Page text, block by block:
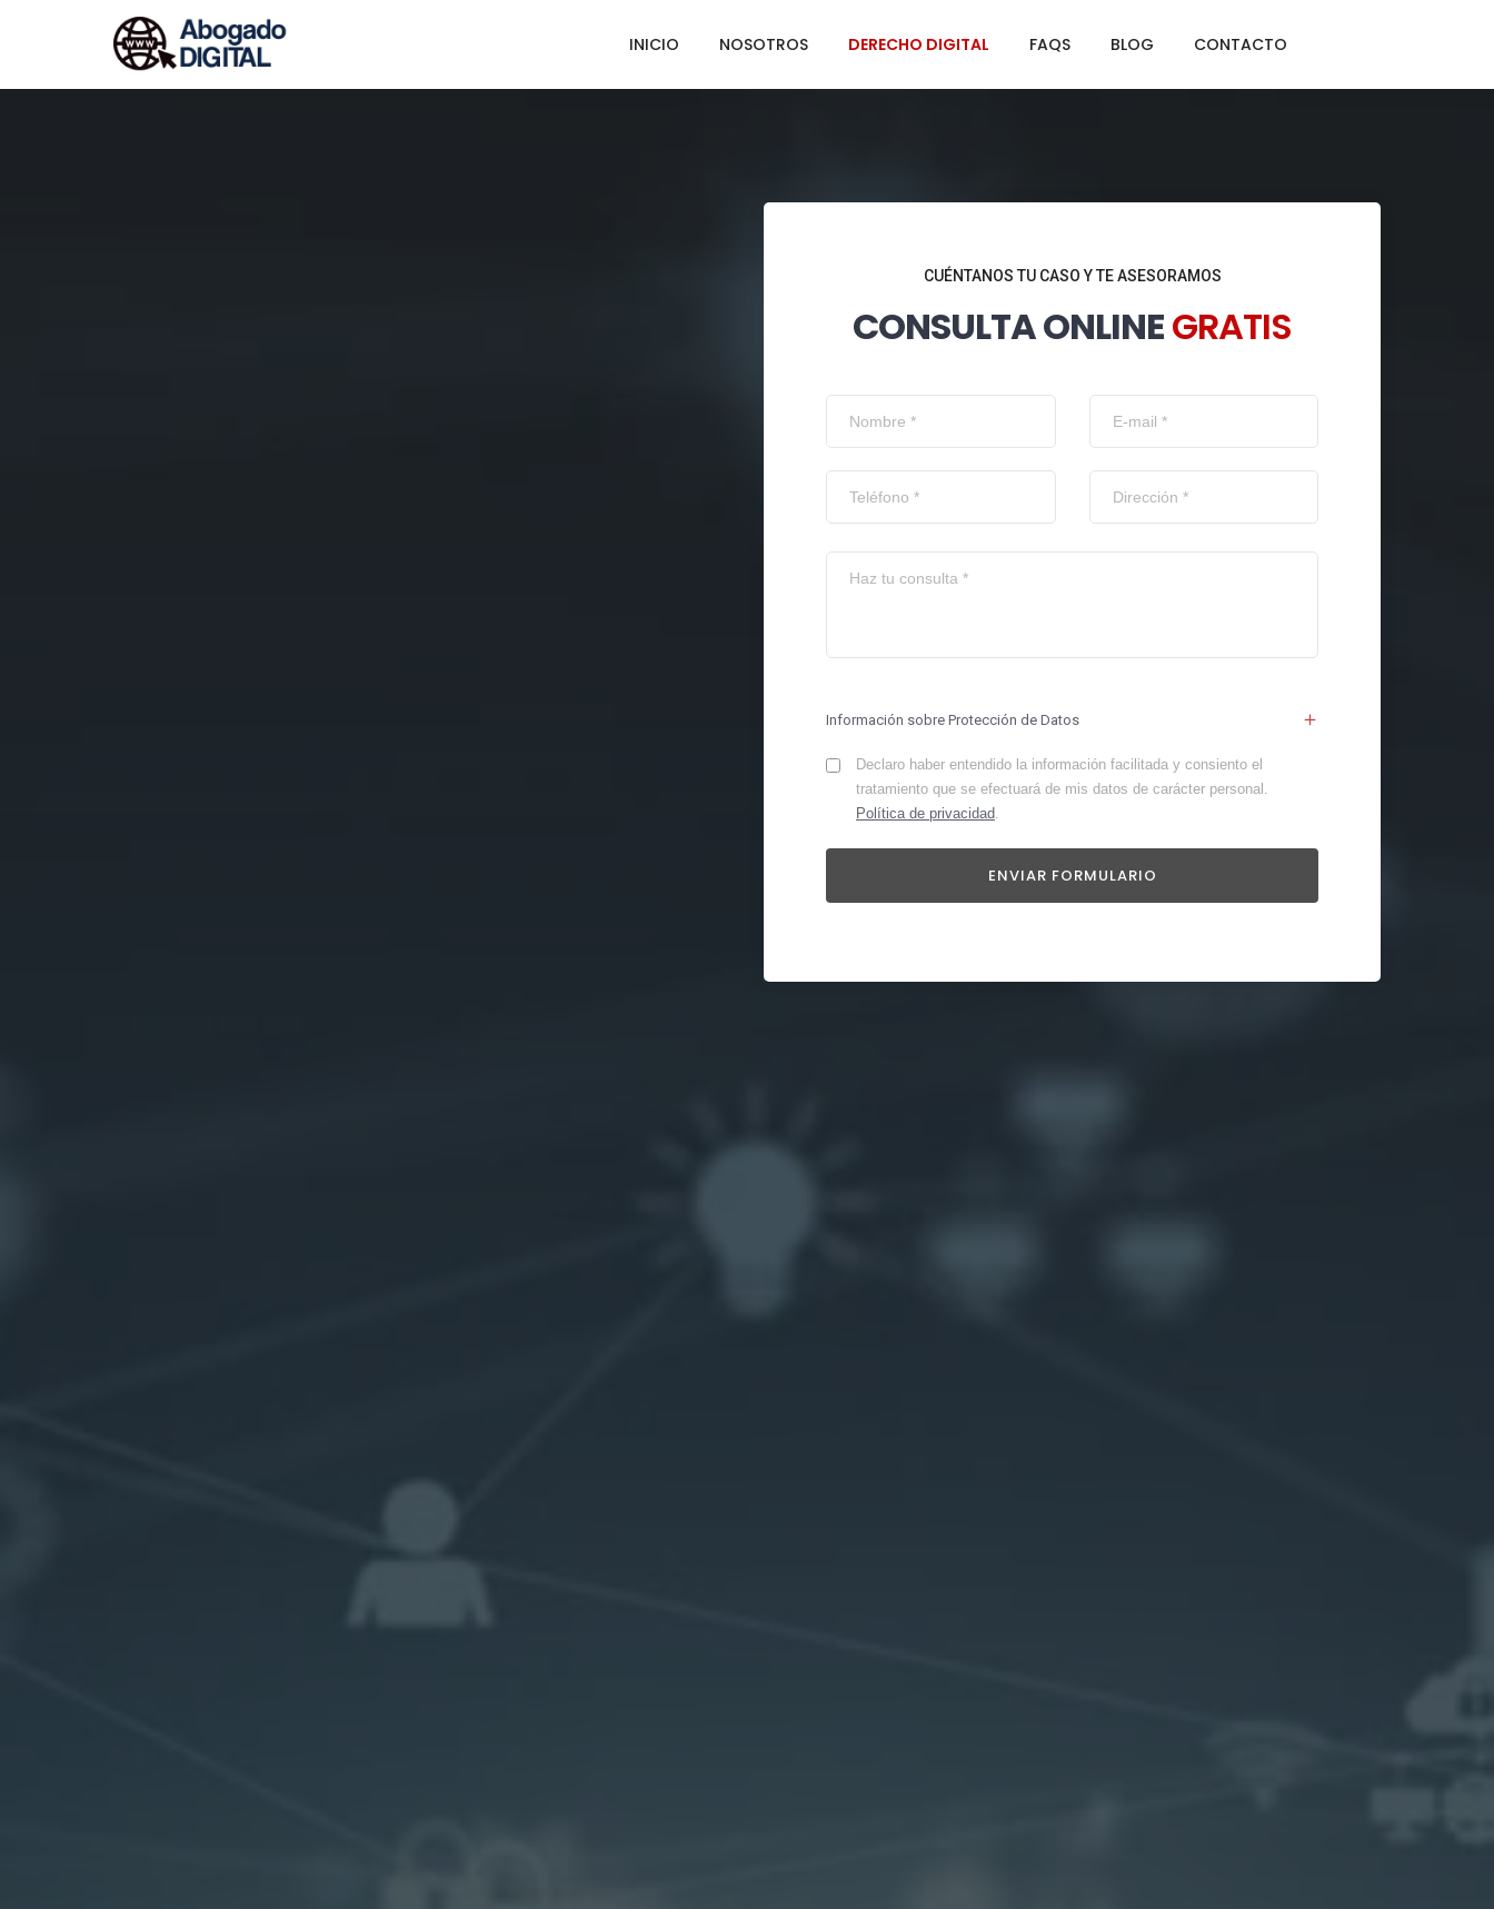
INICIO NOSOTROS DERECHO DIGITAL FAQS BLOG CONTACTO
CUÉNTANOS TU CASO Y TE ASESORAMOS
CONSULTA ONLINEGRATIS
Información sobre Protección de Datos
Declaro haber entendido la información facilitada y consiento el
tratamiento que se efectuará de mis datos de carácter personal.
Política de privacidad.